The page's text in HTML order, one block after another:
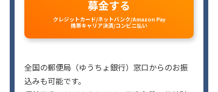
募金する
クレジットカード/ネットバンク/Amazon Pay
携帯キャリア決済/コンビニ払い
全国の郵便局（ゆうちょ銀行）窓口からのお振
込みも可能です。